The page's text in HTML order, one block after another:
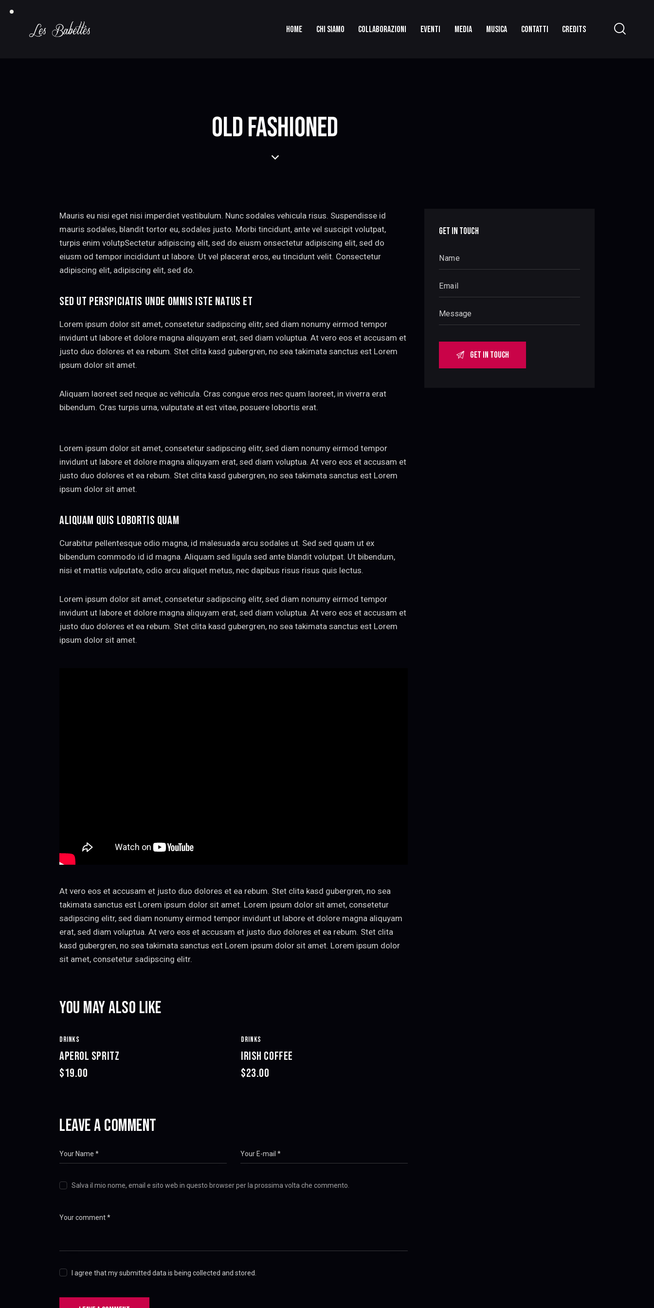
HOME CHI SIAMO COLLABORAZIONI EVENTI MEDIA MUSICA CONTATTI CREDITS
OLD FASHIONED
Mauris eu nisi eget nisi imperdiet vestibulum. Nunc sodales vehicula risus. Suspendisse id
mauris sodales, blandit tortor eu, sodales justo. Morbi tincidunt, ante vel suscipit volutpat,
turpis enim volutpSectetur adipiscing elit, sed do eiusm onsectetur adipiscing elit, sed do
eiusm od tempor incididunt ut labore. Ut vel placerat eros, eu tincidunt velit. Consectetur
adipiscing elit, adipiscing elit, sed do.
SED UT PERSPICIATIS UNDE OMNIS ISTE NATUS ET
Lorem ipsum dolor sit amet, consetetur sadipscing elitr, sed diam nonumy eirmod tempor
invidunt ut labore et dolore magna aliquyam erat, sed diam voluptua. At vero eos et accusam et
justo duo dolores et ea rebum. Stet clita kasd gubergren, no sea takimata sanctus est Lorem
ipsum dolor sit amet.
Aliquam laoreet sed neque ac vehicula. Cras congue eros nec quam laoreet, in viverra erat
bibendum. Cras turpis urna, vulputate at est vitae, posuere lobortis erat.
Lorem ipsum dolor sit amet, consetetur sadipscing elitr, sed diam nonumy eirmod tempor
invidunt ut labore et dolore magna aliquyam erat, sed diam voluptua. At vero eos et accusam et
justo duo dolores et ea rebum. Stet clita kasd gubergren, no sea takimata sanctus est Lorem
ipsum dolor sit amet.
ALIQUAM QUIS LOBORTIS QUAM
Curabitur pellentesque odio magna, id malesuada arcu sodales ut. Sed sed quam ut ex
bibendum commodo id id magna. Aliquam sed ligula sed ante blandit volutpat. Ut bibendum,
nisi et mattis vulputate, odio arcu aliquet metus, nec dapibus risus risus quis lectus.
Lorem ipsum dolor sit amet, consetetur sadipscing elitr, sed diam nonumy eirmod tempor
invidunt ut labore et dolore magna aliquyam erat, sed diam voluptua. At vero eos et accusam et
justo duo dolores et ea rebum. Stet clita kasd gubergren, no sea takimata sanctus est Lorem
ipsum dolor sit amet.
At vero eos et accusam et justo duo dolores et ea rebum. Stet clita kasd gubergren, no sea
takimata sanctus est Lorem ipsum dolor sit amet. Lorem ipsum dolor sit amet, consetetur
sadipscing elitr, sed diam nonumy eirmod tempor invidunt ut labore et dolore magna aliquyam
erat, sed diam voluptua. At vero eos et accusam et justo duo dolores et ea rebum. Stet clita
kasd gubergren, no sea takimata sanctus est Lorem ipsum dolor sit amet. Lorem ipsum dolor
sit amet, consetetur sadipscing elitr.
YOU MAY ALSO LIKE
APEROL SPRITZ
$19.00
DRINKS
IRISH COFFEE
$23.00
DRINKS
LEAVE A COMMENT
Salva il mio nome, email e sito web in questo browser per la prossima volta che commento.
I agree that my submitted data is being collected and stored.
GET IN TOUCH